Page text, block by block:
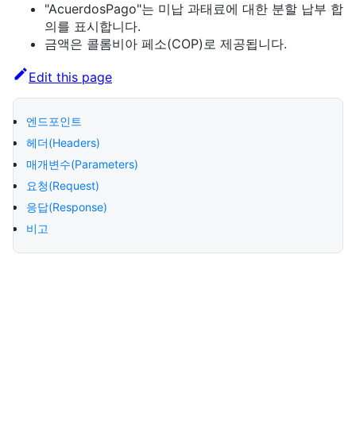
"AcuerdosPago"는 미납 과태료에 대한 분할 납부 합
의를 표시합니다.
금액은 콜롬비아 페소(COP)로 제공됩니다.
Edit this page
엔드포인트
헤더(Headers)
매개변수(Parameters)
요청(Request)
응답(Response)
비고